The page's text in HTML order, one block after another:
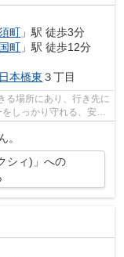
町 」駅 徒歩3分
町 」駅 徒歩12分
日本橋東 ３丁目
る場所にあり、行き先に
しっかり守れる、安心
。
シィ)」への